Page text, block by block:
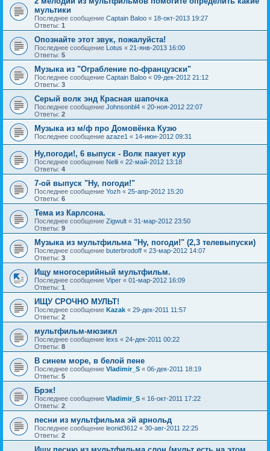
мультики
Последнее сообщение Captain Baloo « 18-окт-2013 19:27
Ответы: 1
Опознайте этот звук, пожалуйста!
Последнее сообщение Lotus « 21-янв-2013 16:00
Ответы: 5
Музыка из "Ограбление по-французски"
Последнее сообщение Captain Baloo « 09-дек-2012 21:12
Ответы: 3
Серый волк энд Красная шапочка
Последнее сообщение Johnsonbl4 « 20-ноя-2012 22:07
Ответы: 2
Музыка из м/ф про Домовёнка Кузю
Последнее сообщение azaze1 « 14-июн-2012 09:31
Ну,погоди!, 6 выпуск - Волк пакует кур
Последнее сообщение Nelli « 22-май-2012 13:18
Ответы: 4
7-ой выпуск "Ну, погоди!"
Последнее сообщение Yozh « 25-апр-2012 15:20
Ответы: 6
Тема из Карлсона.
Последнее сообщение Zigwult « 31-мар-2012 23:50
Ответы: 9
Музыка из мультфильма "Ну, погоди!" (2,3 телевыпуски)
Последнее сообщение buterbrodoff « 23-мар-2012 14:07
Ответы: 3
Ищу многосерийный мультфильм.
Последнее сообщение Viper « 01-мар-2012 16:09
Ответы: 1
ИЩУ СРОЧНО МУЛЬТ!
Последнее сообщение Kazak « 29-дек-2011 11:57
Ответы: 2
мультфильм-мюзикл
Последнее сообщение lexs « 24-дек-2011 00:22
Ответы: 8
В синем море, в белой пене
Последнее сообщение Vladimir_S « 06-дек-2011 18:19
Ответы: 5
Брэк!
Последнее сообщение Vladimir_S « 16-окт-2011 17:22
Ответы: 2
песни из мультфильма эй арнольд
Последнее сообщение leonid3612 « 30-авг-2011 22:25
Ответы: 2